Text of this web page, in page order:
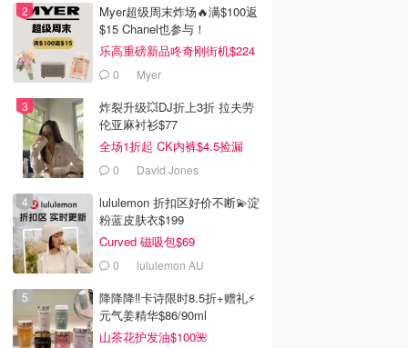
Myer超级周末炸场🔥满$100返
$15 Chanel也参与！
乐高重磅新品咚奇刚街机$224
0 Myer
炸裂升级💥DJ折上3折 拉夫劳
伦亚麻衬衫$77
全场1折起 CK内裤$4.5捡漏
0 David Jones
lululemon 折扣区好价不断💫淀
粉蓝皮肤衣$199
Curved 磁吸包$69
0 lululemon AU
降降降‼️卡诗限时8.5折+赠礼⚡
元气姜精华$86/90ml
山茶花护发油$100🌺